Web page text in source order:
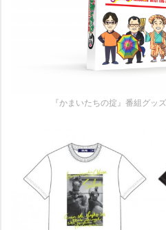
『かまいたちの掟』番組グッ